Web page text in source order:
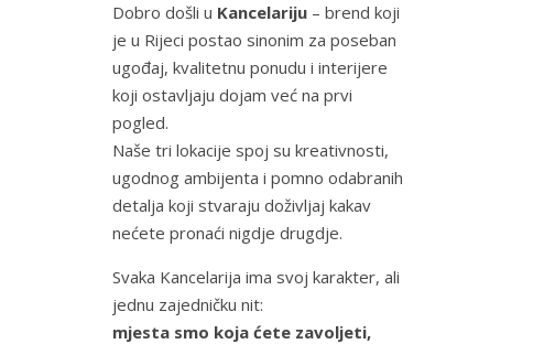
Dobro došli u Kancelariju – brend koji
je u Rijeci postao sinonim za poseban
ugođaj, kvalitetnu ponudu i interijere
koji ostavljaju dojam već na prvi
pogled.
Naše tri lokacije spoj su kreativnosti,
ugodnog ambijenta i pomno odabranih
detalja koji stvaraju doživljaj kakav
nećete pronaći nigdje drugdje.
Svaka Kancelarija ima svoj karakter, ali
jednu zajedničku nit:
mjesta smo koja ćete zavoljeti,